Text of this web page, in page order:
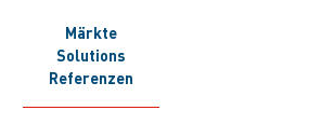
Märkte
Solutions
Referenzen